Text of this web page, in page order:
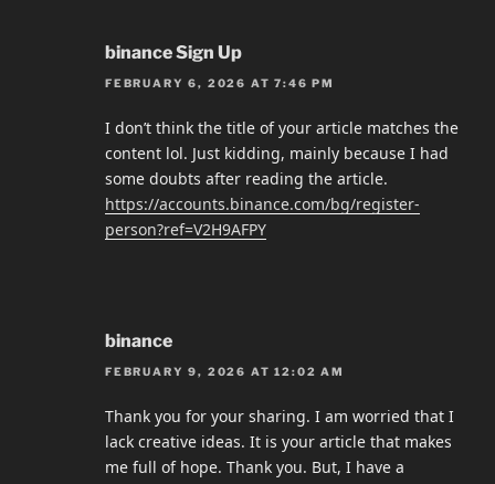
binance Sign Up
FEBRUARY 6, 2026 AT 7:46 PM
I don’t think the title of your article matches the
content lol. Just kidding, mainly because I had
some doubts after reading the article.
https://accounts.binance.com/bg/register-
person?ref=V2H9AFPY
binance
FEBRUARY 9, 2026 AT 12:02 AM
Thank you for your sharing. I am worried that I
lack creative ideas. It is your article that makes
me full of hope. Thank you. But, I have a